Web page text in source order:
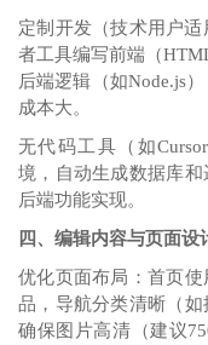
定制开发（技术用户
者工具编写前端（
后端逻辑（如Node.js
成本大。
无代码工具（如
境，自动生成数据库
后端功能实现。
四、编辑内容与页面设
优化页面布局‌：首页
品，导航分类清晰（如
确保图片高清（建议